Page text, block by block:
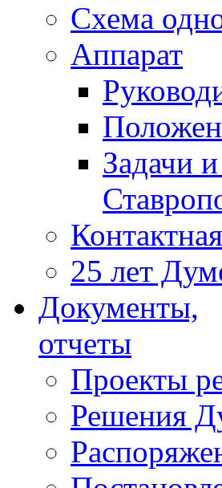
Схема
Аппарат
Задачи
25 лет
Документы,
отчеты
Проекты
Решения